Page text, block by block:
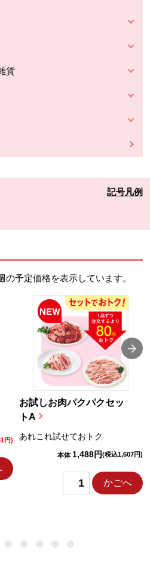
貨
記号凡例
予定価格を表示しています。
円)
お試しお肉パクパクセッ
トA
あれこれ試せておトク
本体 1,488円(税込1,607円)
かごへ